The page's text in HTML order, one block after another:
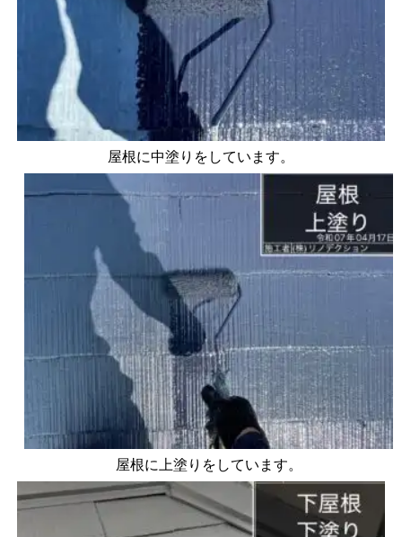
屋根に中塗りをしています。
屋根に上塗りをしています。